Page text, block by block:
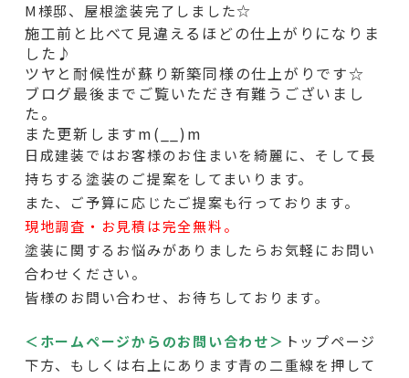
M様邸、屋根塗装完了しました☆
施工前と比べて見違えるほどの仕上がりになりま
した♪
ツヤと耐候性が蘇り新築同様の仕上がりです☆
ブログ最後までご覧いただき有難うございまし
た。
また更新しますm(__)m
日成建装ではお客様のお住まいを綺麗に、そして長
持ちする塗装のご提案をしてまいります。
また、ご予算に応じたご提案も行っております。
現地調査・お見積は完全無料。
塗装に関するお悩みがありましたらお気軽にお問い
合わせください。
皆様のお問い合わせ、お待ちしております。
＜ホームページからのお問い合わせ＞ トップページ
下方、もしくは右上にあります青の二重線を押して